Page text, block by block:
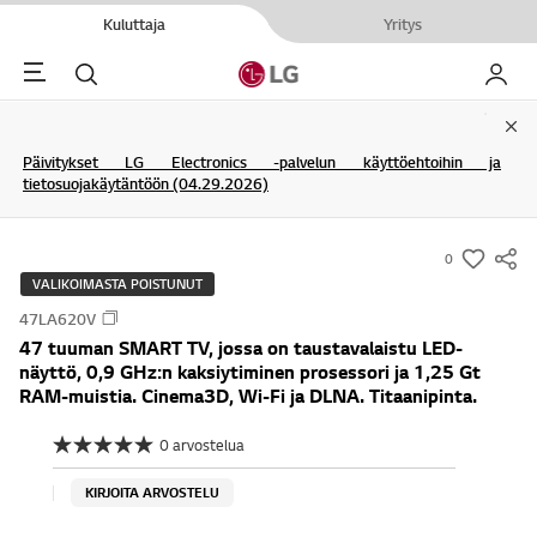
Kuluttaja Yritys
Menu Haku My LG
Päivitykset LG Electronics -palvelun käyttöehtoihin ja
tietosuojakäytäntöön (04.29.2026)
0
s
VALIKOIMASTA POISTUNUT
47LA620V
47 tuuman SMART TV, jossa on taustavalaistu LED-
näyttö, 0,9 GHz:n kaksiytiminen prosessori ja 1,25 Gt
RAM-muistia. Cinema3D, Wi-Fi ja DLNA. Titaanipinta.
E
i
a
0 arvostelua
KIRJOITA ARVOSTELU